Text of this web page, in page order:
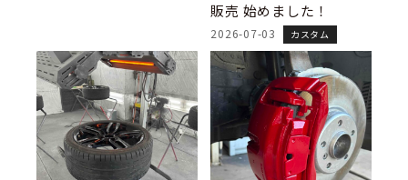
販売 始めました！
2026-07-03 カスタム